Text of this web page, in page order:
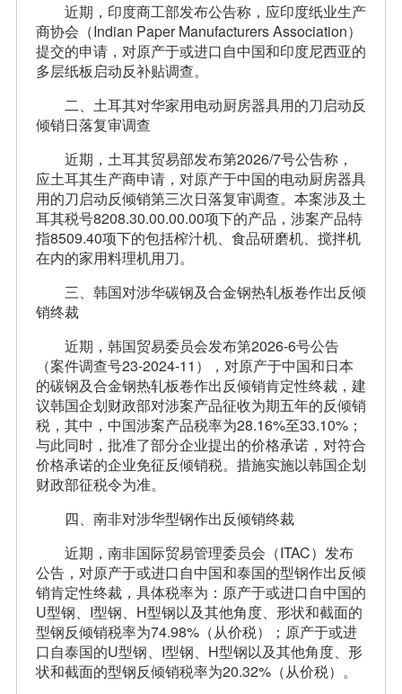
近期，印度商工部发布公告称，应印度纸业生产
商协会（Indian Paper Manufacturers Association）
提交的申请，对原产于或进口自中国和印度尼西亚的
多层纸板启动反补贴调查。
二、土耳其对华家用电动厨房器具用的刀启动反
倾销日落复审调查
近期，土耳其贸易部发布第2026/7号公告称，
应土耳其生产商申请，对原产于中国的电动厨房器具
用的刀启动反倾销第三次日落复审调查。本案涉及土
耳其税号8208.30.00.00.00项下的产品，涉案产品特
指8509.40项下的包括榨汁机、食品研磨机、搅拌机
在内的家用料理机用刀。
三、韩国对涉华碳钢及合金钢热轧板卷作出反倾
销终裁
近期，韩国贸易委员会发布第2026-6号公告
（案件调查号23-2024-11），对原产于中国和日本
的碳钢及合金钢热轧板卷作出反倾销肯定性终裁，建
议韩国企划财政部对涉案产品征收为期五年的反倾销
税，其中，中国涉案产品税率为28.16%至33.10%；
与此同时，批准了部分企业提出的价格承诺，对符合
价格承诺的企业免征反倾销税。措施实施以韩国企划
财政部征税令为准。
四、南非对涉华型钢作出反倾销终裁
近期，南非国际贸易管理委员会（ITAC）发布
公告，对原产于或进口自中国和泰国的型钢作出反倾
销肯定性终裁，具体税率为：原产于或进口自中国的
U型钢、I型钢、H型钢以及其他角度、形状和截面的
型钢反倾销税率为74.98%（从价税）；原产于或进
口自泰国的U型钢、I型钢、H型钢以及其他角度、形
状和截面的型钢反倾销税率为20.32%（从价税）。